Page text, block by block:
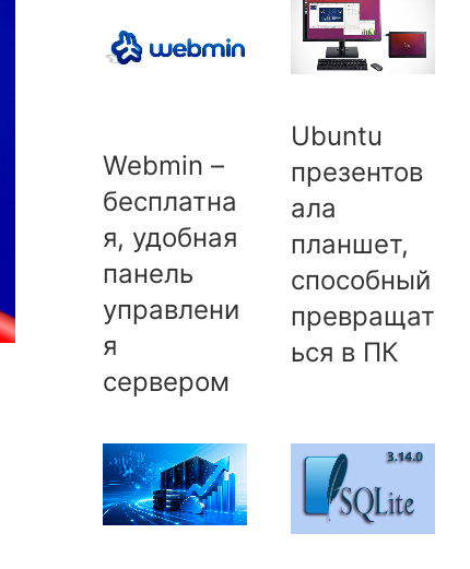
Webmin –
бесплатна
я, удобная
панель
управлени
я
сервером
Ubuntu
презентов
ала
планшет,
способный
превращат
ься в ПК